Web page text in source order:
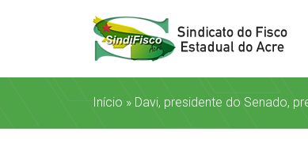
Início » Davi, presidente do Senado,